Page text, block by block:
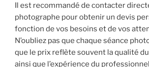
Il est recommandé de contacter
photographe pour obtenir un devis
fonction de vos besoins et de vos
N’oubliez pas que chaque séance
que le prix reflète souvent la qualité
ainsi que l’expérience du